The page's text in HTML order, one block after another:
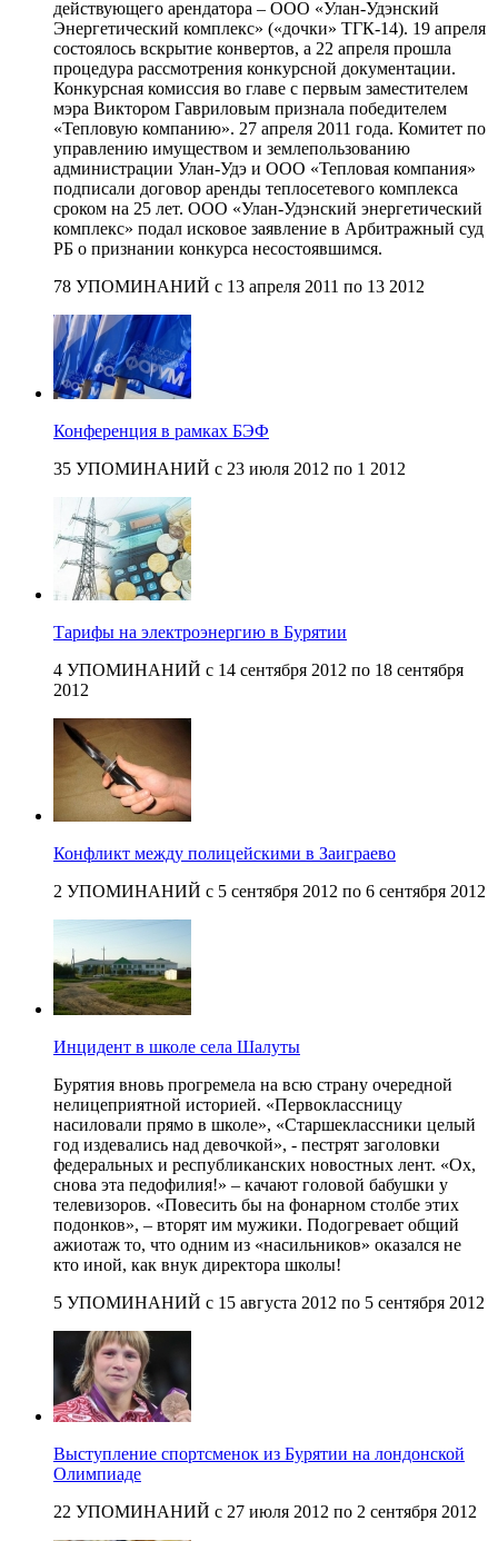
действующего арендатора – ООО «Улан-Удэнский
Энергетический комплекс» («дочки» ТГК-14). 19 апреля
состоялось вскрытие конвертов, а 22 апреля прошла
процедура рассмотрения конкурсной документации.
Конкурсная комиссия во главе с первым заместителем
мэра Виктором Гавриловым признала победителем
«Тепловую компанию». 27 апреля 2011 года. Комитет по
управлению имуществом и землепользованию
администрации Улан-Удэ и ООО «Тепловая компания»
подписали договор аренды теплосетевого комплекса
сроком на 25 лет. ООО «Улан-Удэнский энергетический
комплекс» подал исковое заявление в Арбитражный суд
РБ о признании конкурса несостоявшимся.
78 УПОМИНАНИЙ с 13 апреля 2011 по 13 2012
Конференция в рамках БЭФ
35 УПОМИНАНИЙ с 23 июля 2012 по 1 2012
Тарифы на электроэнергию в Бурятии
4 УПОМИНАНИЙ с 14 сентября 2012 по 18 сентября
2012
Конфликт между полицейскими в Заиграево
2 УПОМИНАНИЙ с 5 сентября 2012 по 6 сентября 2012
Инцидент в школе села Шалуты
Бурятия вновь прогремела на всю страну очередной
нелицеприятной историей. «Первоклассницу
насиловали прямо в школе», «Старшеклассники целый
год издевались над девочкой», - пестрят заголовки
федеральных и республиканских новостных лент. «Ох,
снова эта педофилия!» – качают головой бабушки у
телевизоров. «Повесить бы на фонарном столбе этих
подонков», – вторят им мужики. Подогревает общий
ажиотаж то, что одним из «насильников» оказался не
кто иной, как внук директора школы!
5 УПОМИНАНИЙ с 15 августа 2012 по 5 сентября 2012
Выступление спортсменок из Бурятии на лондонской
Олимпиаде
22 УПОМИНАНИЙ с 27 июля 2012 по 2 сентября 2012